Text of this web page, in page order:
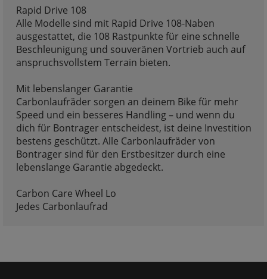
Rapid Drive 108
Alle Modelle sind mit Rapid Drive 108-Naben
ausgestattet, die 108 Rastpunkte für eine schnelle
Beschleunigung und souveränen Vortrieb auch auf
anspruchsvollstem Terrain bieten.
Mit lebenslanger Garantie
Carbonlaufräder sorgen an deinem Bike für mehr
Speed und ein besseres Handling – und wenn du
dich für Bontrager entscheidest, ist deine Investition
bestens geschützt. Alle Carbonlaufräder von
Bontrager sind für den Erstbesitzer durch eine
lebenslange Garantie abgedeckt.
Carbon Care Wheel Lo
Jedes Carbonlaufrad